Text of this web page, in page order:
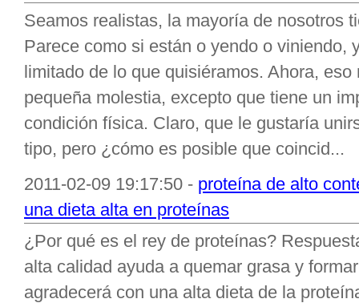
Seamos realistas, la mayoría de nosotros
Parece como si están o yendo o viniendo,
limitado de lo que quisiéramos. Ahora,
pequeña molestia, excepto que tiene un
condición física. Claro, que le gustaría
tipo, pero ¿cómo es posible que coincid...
2011-02-09 19:17:50 - proteína de alto
una dieta alta en proteínas
¿Por qué es el rey de proteínas?
alta calidad ayuda a quemar grasa y
agradecerá con una alta dieta de la